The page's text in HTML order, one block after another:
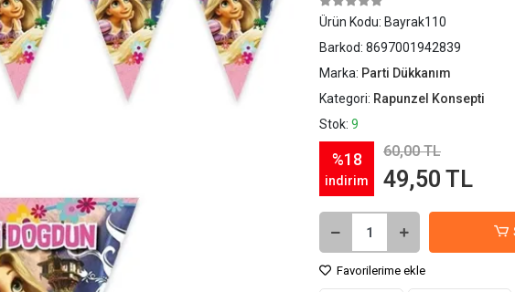
Ürün Kodu: Bayrak110
Barkod: 8697001942839
Marka: Parti Dükkanım
Kategori: Rapunzel Konsepti
Stok: 9
%18
indirim
60,00 TL
49,50 TL
Favorilerime ekle